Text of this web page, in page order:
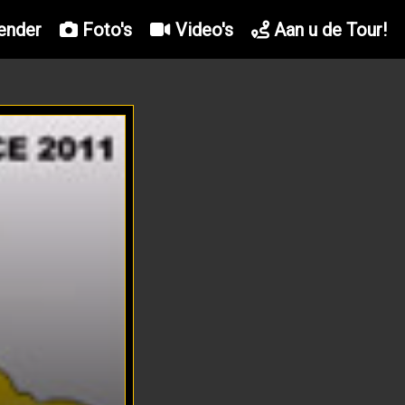
Foto's Video's Aan u de Tour!